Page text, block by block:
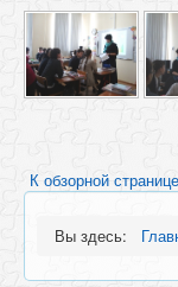
К обзорной
Вы здесь: